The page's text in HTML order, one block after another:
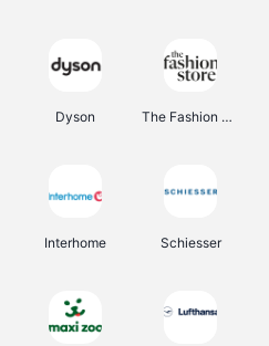
Dyson The Fashion Store
Interhome Schiesser